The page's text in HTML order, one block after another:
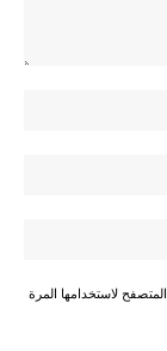
لاستخدامها المرة